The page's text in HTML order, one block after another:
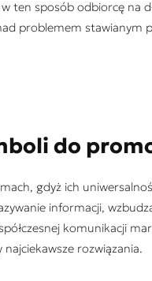
ten sposób odbiorcę na
problemem stawianym
do
gdyż ich
informacji,
komunikacji
rozwiązania.